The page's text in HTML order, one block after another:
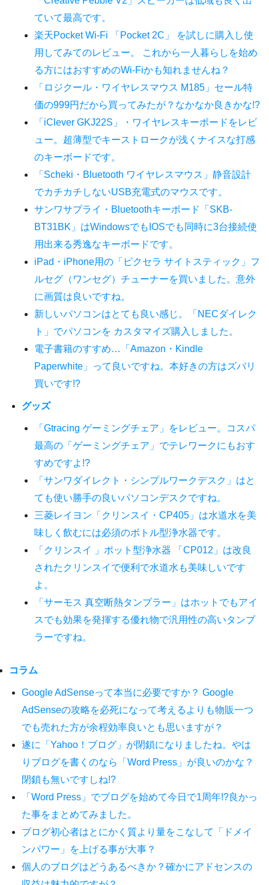
ていて最高です。
楽天Pocket Wi-Fi 「Pocket 2C」 を試しに購入し使
用してみてのレビュー。 これから一人暮らしを始め
る方にはおすすめのWi-Fiかも知れませんね？
「ロジクール・ワイヤレスマウス M185」セール特
価の999円だから買ってみたが？なかなか良きかな!?
「iClever GKJ22S」・ワイヤレスキーボードをレビ
ュー。超薄型でキーストロークが浅くナイスな打感
のキーボードです。
「Scheki・Bluetooth ワイヤレスマウス」静音設計
でカチカチしないUSB充電式のマウスです。
サンワサプライ・Bluetoothキーボード「SKB-
BT31BK」はWindowsでもIOSでも同時に3台接続使
用出来る秀逸なキーボードです。
iPad・iPhone用の「ピクセラ サイトスティック」フ
ルセグ（ワンセグ）チューナーを買いました。意外
に画質は良いですね。
新しいパソコンはとても良い感じ。「NECダイレク
ト」でパソコンを カスタマイズ購入しました。
電子書籍のすすめ…「Amazon・Kindle
Paperwhite」って良いですね。本好きの方はズバリ
買いです!?
グッズ
「Gtracing ゲーミングチェア」をレビュー。コスパ
最高の「ゲーミングチェア」でテレワークにもおす
すめですよ!?
「サンワダイレクト・シンプルワークデスク」はと
ても使い勝手の良いパソコンデスクですね。
三菱レイヨン「クリンスイ・CP405」は水道水を美
味しく飲むには必須のボトル型浄水器です。
「クリンスイ 」ポット型浄水器 「CP012」は改良
されたクリンスイで便利で水道水も美味しいです
よ。
「サーモス 真空断熱タンブラー」はホットでもアイ
スでも効果を発揮する優れ物で汎用性の高いタンブ
ラーですね。
コラム
Google AdSenseって本当に必要ですか？ Google
AdSenseの攻略を必死になって考えるよりも物販一つ
でも売れた方が余程効率良いとも思いますが？
遂に「Yahoo！ブログ」が閉鎖になりましたね。やは
りブログを書くのなら「Word Press」が良いのかな？
閉鎖も無いですしね!?
「Word Press」でブログを始めて今日で1周年!?良かっ
た事をまとめてみました。
ブログ初心者はとにかく質より量をこなして「ドメイ
ンパワー」を上げる事が大事？
個人のブログはどうあるべきか？確かにアドセンスの